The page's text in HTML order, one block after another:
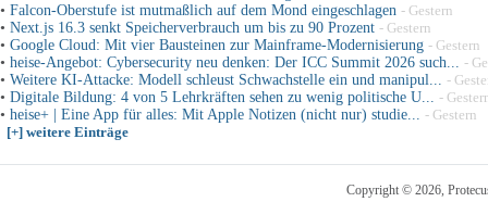
• Falcon-Oberstufe ist mutmaßlich auf dem Mond eingeschlagen - Gestern
• Next.js 16.3 senkt Speicherverbrauch um bis zu 90 Prozent - Gestern
• Google Cloud: Mit vier Bausteinen zur Mainframe-Modernisierung - Gestern
• heise-Angebot: Cybersecurity neu denken: Der ICC Summit 2026 such... -
• Weitere KI-Attacke: Modell schleust Schwachstelle ein und manipul... -
• Digitale Bildung: 4 von 5 Lehrkräften sehen zu wenig politische U... -
• heise+ | Eine App für alles: Mit Apple Notizen (nicht nur) studie... - Gestern
[+] weitere Einträge
Copyright © 2026,